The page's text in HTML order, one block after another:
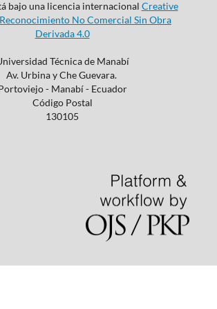
bajo una licencia internacional Creative
No Comercial Sin Obra
Derivada 4.0
Técnica de Manabí
Av. Urbina y Che Guevara.
- Manabí - Ecuador
Código Postal
130105